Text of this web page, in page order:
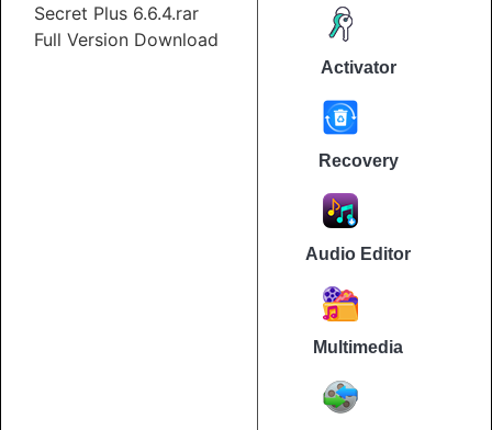
Secret Plus 6.6.4.rar
Full Version Download
Activator
Recovery
Audio Editor
Multimedia